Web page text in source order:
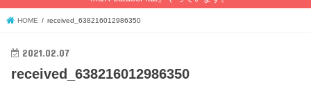
HOME received_638216012986350
2021.02.07
received_638216012986350